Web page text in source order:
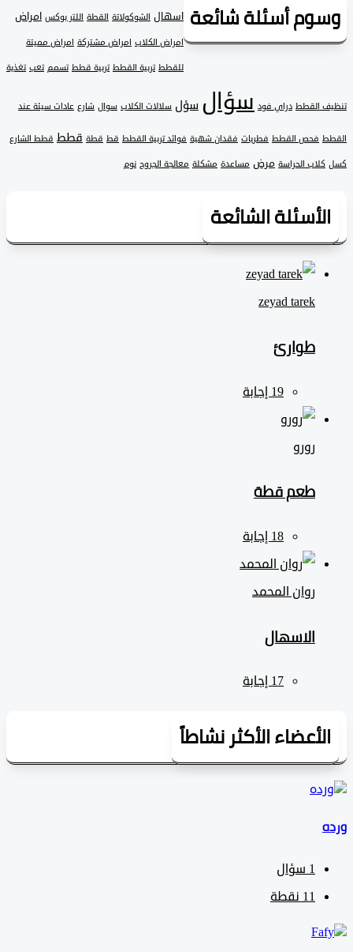
أسئلة شائعة اسهال الشوكولاتة القطة اللتر بوكس امراض
امراض الكلاب امراض مشتركة امراض مميتة
تربية القطط تربية قطط تسمم تعب تغذية
القطط دراي فود سؤالسؤل سلالات الكلاب سوال شارع عادات سيئة عند
فحص القطط فطريات فقدان شهية فوائد تربية القطط قط قطة قطط قطط الشارع
الحراسة مرض مساعدة مشكلة معالجة الجروح نوم
الشائعة
zeyad ‎tarek
طوارئ
طعم قطة
روان المحمد
الاسهال
الأكثر نشاطاً
سؤال
نقطة